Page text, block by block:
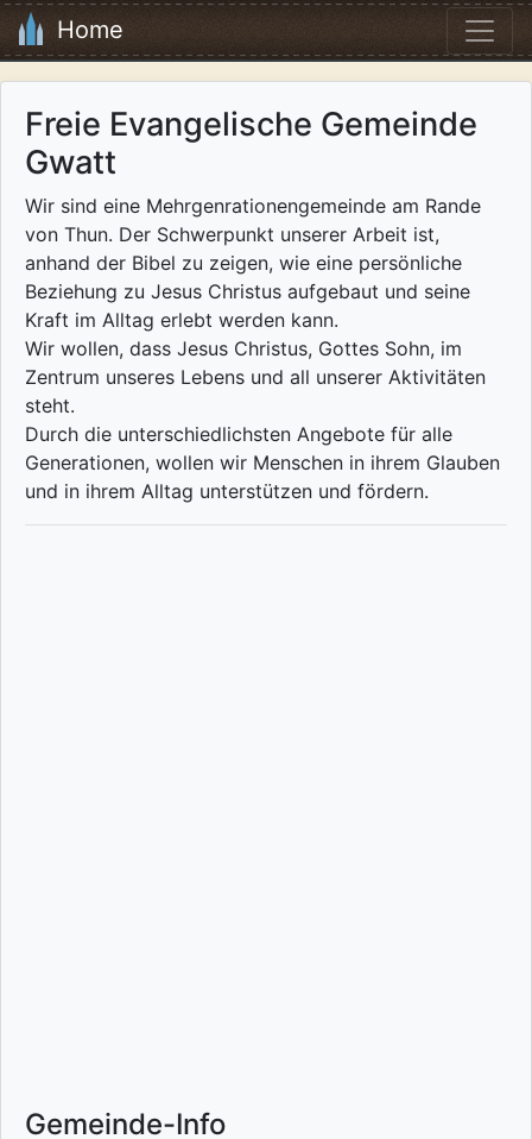
Home
Freie Evangelische Gemeinde
Gwatt
Wir sind eine Mehrgenrationengemeinde am Rande
von Thun. Der Schwerpunkt unserer Arbeit ist,
anhand der Bibel zu zeigen, wie eine persönliche
Beziehung zu Jesus Christus aufgebaut und seine
Kraft im Alltag erlebt werden kann.
Wir wollen, dass Jesus Christus, Gottes Sohn, im
Zentrum unseres Lebens und all unserer Aktivitäten
steht.
Durch die unterschiedlichsten Angebote für alle
Generationen, wollen wir Menschen in ihrem Glauben
und in ihrem Alltag unterstützen und fördern.
Gemeinde-Info